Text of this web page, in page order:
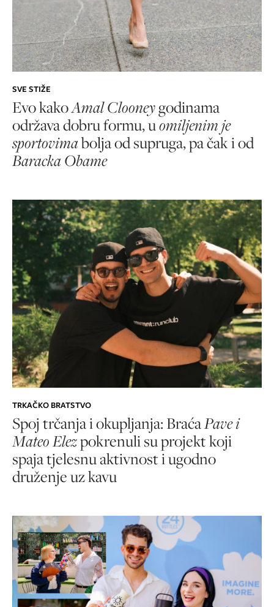
SVE STIŽE
Evo kakoAmal Clooneygodinama
održava dobru formu, uomiljenim je
sportovimabolja od supruga, pa čak i od
Baracka Obame
TRKAČKO BRATSTVO
Spoj trčanja i okupljanja: BraćaPave i
Mateo Elezpokrenuli su projekt koji
spaja tjelesnu aktivnost i ugodno
druženje uz kavu